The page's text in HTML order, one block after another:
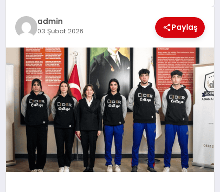
TEKNOLOJİ
MAGAZİN
SAĞLIK
admin
03 Şubat 2026 Paylaş